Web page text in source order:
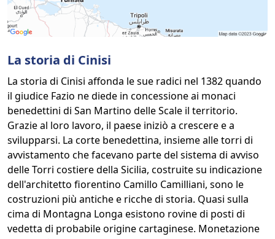
La storia di Cinisi
La storia di Cinisi affonda le sue radici nel 1382 quando
il giudice Fazio ne diede in concessione ai monaci
benedettini di San Martino delle Scale il territorio.
Grazie al loro lavoro, il paese iniziò a crescere e a
svilupparsi. La corte benedettina, insieme alle torri di
avvistamento che facevano parte del sistema di avviso
delle Torri costiere della Sicilia, costruite su indicazione
dell'architetto fiorentino Camillo Camilliani, sono le
costruzioni più antiche e ricche di storia. Quasi sulla
cima di Montagna Longa esistono rovine di posti di
vedetta di probabile origine cartaginese. Monetazione